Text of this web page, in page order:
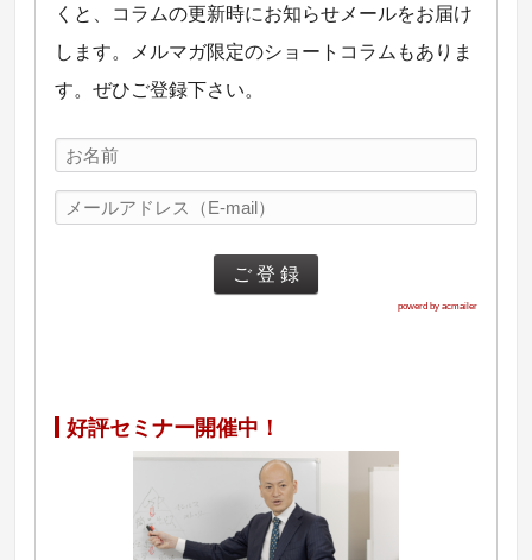
くと、コラムの更新時にお知らせメールをお届け
します。メルマガ限定のショートコラムもありま
す。ぜひご登録下さい。
powerd by acmailer
好評セミナー開催中！